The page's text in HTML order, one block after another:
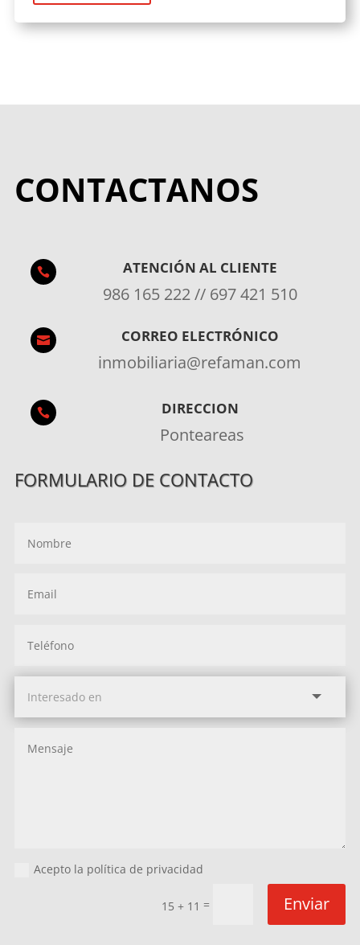
CONTACTANOS
 ATENCIÓN AL CLIENTE
986 165 222 // 697 421 510
 CORREO ELECTRÓNICO
inmobiliaria@refaman.com
 DIRECCION
Ponteareas
FORMULARIO DE CONTACTO
Acepto la política de privacidad
15 + 11 = Enviar